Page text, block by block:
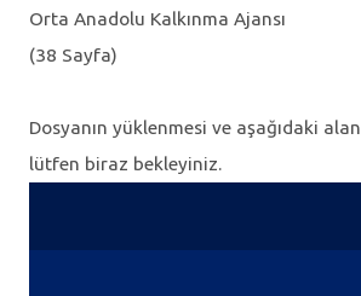
Orta Anadolu Kalkınma Ajansı
(38 Sayfa)
Dosyanın yüklenmesi ve aşağıdaki
lütfen biraz bekleyiniz.